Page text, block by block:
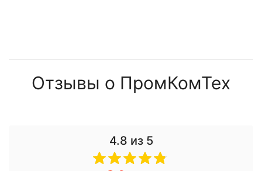
Отзывы о ПромКомТех
4.8 из 5